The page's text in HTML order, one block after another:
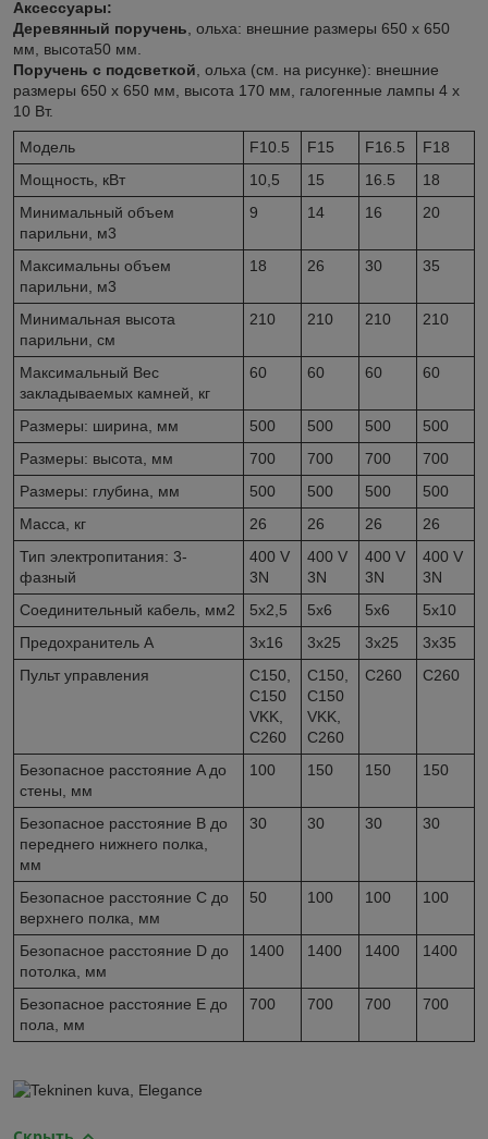
Аксессуары:
Деревянный поручень , ольха: внешние размеры 650 х 650
мм, высота50 мм.
Поручень с подсветкой , ольха (см. на рисунке): внешние
размеры 650 х 650 мм, высота 170 мм, галогенные лампы 4 х
10 Вт.
Модель F10.5 F15 F16.5
F18
Мощность, кВт
10,5 15 16.5
18
Минимальный объем
парильни, м3
9 14 16 20
Максимальны объем
парильни, м3
18 26 30 35
Минимальная высота
парильни, см
210 210 210 210
Максимальный Вес
закладываемых камней, кг
60 60 60 60
Размеры: ширина, мм 500 500 500
500
Размеры: высота, мм
700 700 700
700
Размеры: глубина, мм
500 500 500
500
Масса, кг
26 26 26
26
Тип электропитания: 3-
фазный
400 V
3N
400 V
3N
400 V
3N
400 V
3N
Соединительный кабель, мм2 5x2,5 5x6 5x6
5x10
Предохранитель A
3x16 3x25 3x25
3x35
Пульт управления
C150,
C150
VKK,
C260
C150,
C150
VKK,
C260
C260 C260
Безопасное расстояние A до
стены, мм
100 150 150 150
Безопасное расстояние B до
переднего нижнего полка,
мм
30 30 30 30
Безопасное расстояние C до
верхнего полка, мм
50 100 100 100
Безопасное расстояние D до
потолка, мм
1400 1400 1400 1400
Безопасное расстояние E до
пола, мм
700 700 700 700